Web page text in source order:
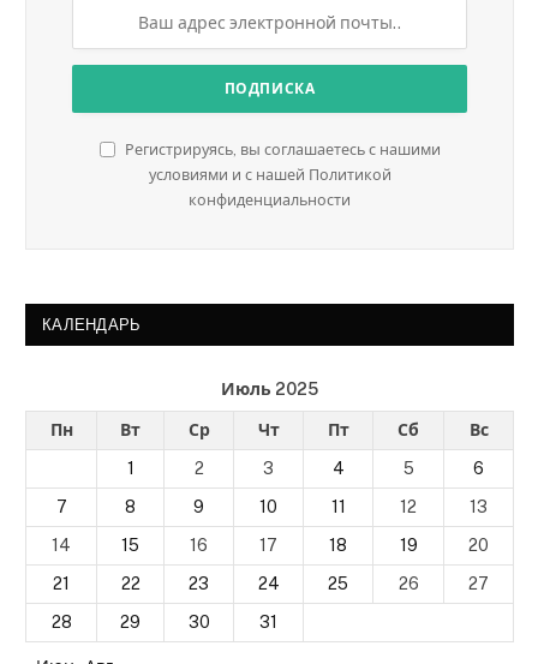
Регистрируясь, вы соглашаетесь с нашими
условиями и с нашей Политикой
конфиденциальности
КАЛЕНДАРЬ
Июль 2025
Пн Вт Ср Чт Пт Сб
Вс
1
2 3 4 5
6
7
8 9 10 11 12
13
14
15 16 17 18 19
20
21
22 23 24 25 26
27
28
29 30 31